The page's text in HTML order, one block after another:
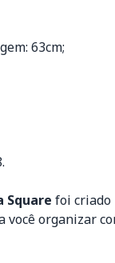
63cm;
Square foi criado
organizar